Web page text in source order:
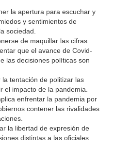
la apertura para escuchar y
y sentimientos de
sociedad.
de maquillar las cifras
que el avance de Covid-
las decisiones políticas son
tentación de politizar las
el impacto de la pandemia.
enfrentar la pandemia por
contener las rivalidades
la libertad de expresión de
distintas a las oficiales.